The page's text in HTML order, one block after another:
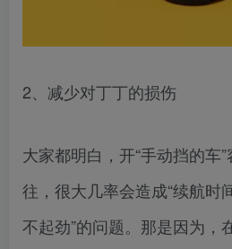
2、减少对丁丁的损伤
大家都明白，开“手动挡的车
往，很大几率会造成“续航时
不起劲”的问题。那是因为，